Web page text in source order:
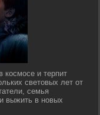
космосе и терпит
световых лет от
семья
выжить в новых